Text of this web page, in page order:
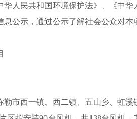
人民共和国环境保护法》、《中
公示，通过公示了解社会公众对本
西一镇、西二镇、五山乡、虹溪